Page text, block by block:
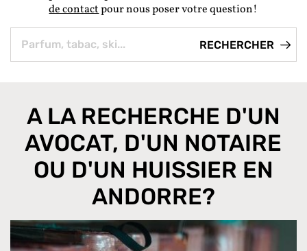
de contactpour nous poser votre question!
A LA RECHERCHE D'UN
AVOCAT, D'UN NOTAIRE
OU D'UN HUISSIER EN
ANDORRE?